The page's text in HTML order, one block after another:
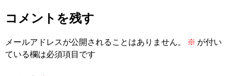
ビ
ゲ
ー
コメントを残す
メールアドレスが公開されることはありません。 ※ が付い
ている欄は必須項目です